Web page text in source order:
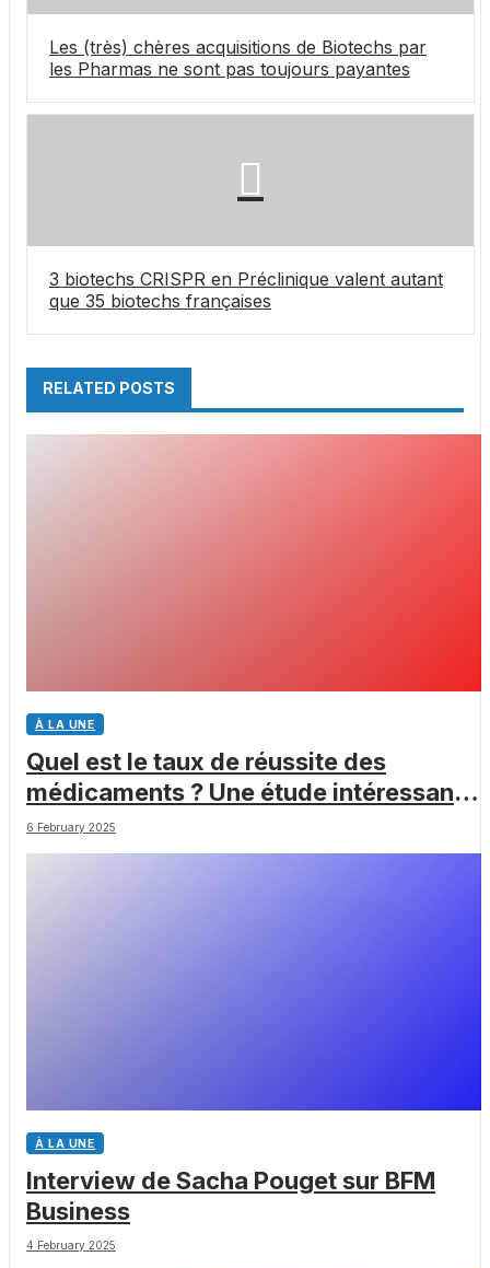
Les (très) chères acquisitions de Biotechs par
les Pharmas ne sont pas toujours payantes
3 biotechs CRISPR en Préclinique valent autant
que 35 biotechs françaises
RELATED POSTS
À LA UNE
Quel est le taux de réussite des
médicaments ? Une étude intéressante
chez les Big Pharmas
6 February 2025
À LA UNE
Interview de Sacha Pouget sur BFM
Business
4 February 2025